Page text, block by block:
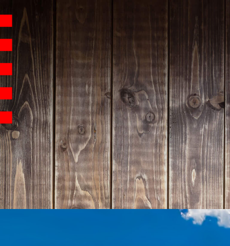
Homepage |
Impressum
Datenschutz